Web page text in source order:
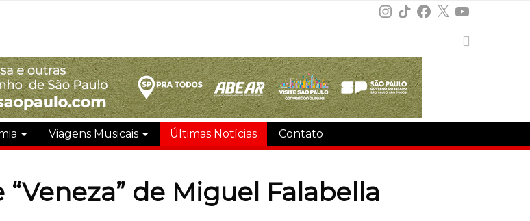
Instagram
TikTokFacebook
X YouTube
Viagens Musicais Últimas Notícias Contato
de Miguel Falabella